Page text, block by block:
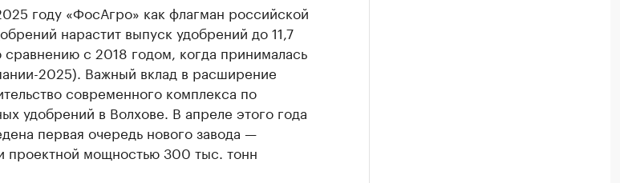
году «ФосАгро» как флагман российской
нарастит выпуск удобрений до 11,7
сравнению с 2018 годом, когда принималась
2025). Важный вклад в расширение
современного комплекса по
удобрений в Волхове. В апреле этого года
первая очередь нового завода —
проектной мощностью 300 тыс. тонн